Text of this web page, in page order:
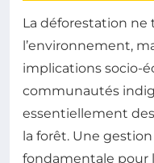
La déforestation
l’environnement,
implications socio-
communautés
essentiellement
la forêt. Une
fondamentale pour